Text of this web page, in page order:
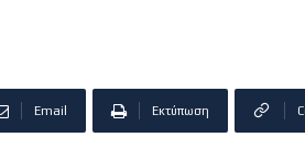
Email Εκτύπωση